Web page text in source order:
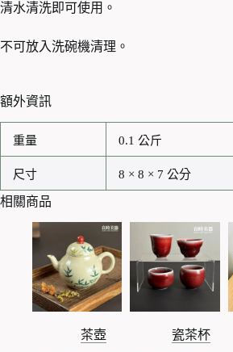
清水清洗即可使用。
不可放入洗碗機清理。
額外資訊
重量 0.1 公斤
尺寸 8 × 8 × 7 公分
相關商品
茶壺
瓷茶杯